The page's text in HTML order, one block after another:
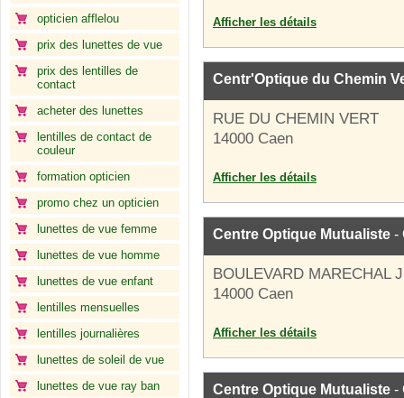
opticien afflelou
prix des lunettes de vue
prix des lentilles de
contact
acheter des lunettes
lentilles de contact de
couleur
formation opticien
promo chez un opticien
lunettes de vue femme
lunettes de vue homme
lunettes de vue enfant
lentilles mensuelles
lentilles journalières
lunettes de soleil de vue
lunettes de vue ray ban
Afficher les détails
Centr'Optique du Chemin
RUE DU CHEMIN VERT
14000 Caen
Afficher les détails
Centre Optique Mutualiste -
BOULEVARD MARECHAL
14000 Caen
Afficher les détails
Centre Optique Mutualiste -